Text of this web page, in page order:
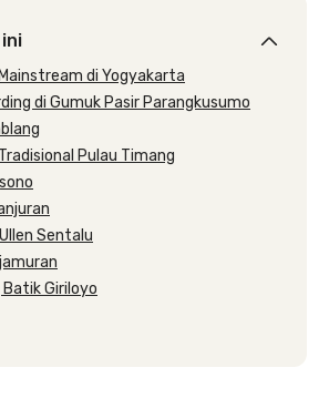
di Yogyakarta
di Gumuk Pasir Parangkusumo
Pulau Timang
Sentalu
Giriloyo